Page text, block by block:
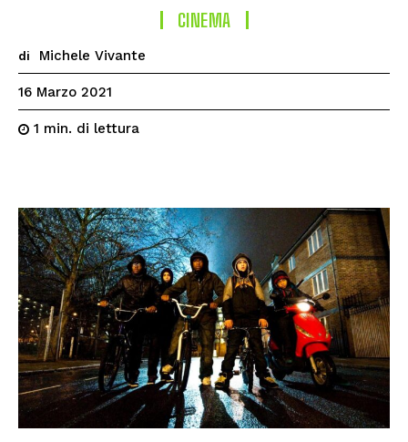
CINEMA
di Michele Vivante
16 Marzo 2021
1 min. di lettura